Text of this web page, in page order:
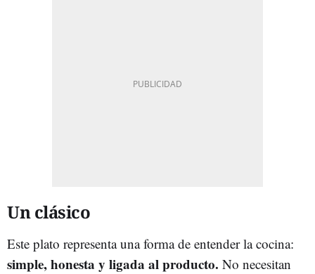
Un clásico
Este plato representa una forma de entender la cocina:
simple, honesta y ligada al producto. No necesitan